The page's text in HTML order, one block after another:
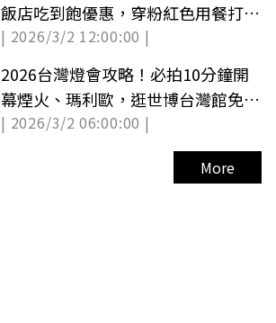
飯店吃到飽優惠，穿粉紅色用餐打８
折
| 2026/3/2 12:00:00 |
2026台灣燈會攻略！必拍10分鐘開
幕煙火、瑪利歐，逛世博台灣館免費
拿提燈
| 2026/3/2 06:00:00 |
More